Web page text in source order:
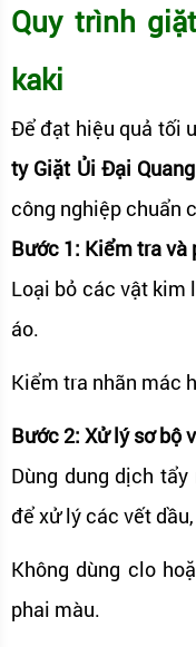
Quy trình
kaki
Để đạt hiệu quả tối
ty Giặt Ủi Đại
công nghiệp chuẩn
Bước 1: Kiểm tra và
Loại bỏ các vật kim
áo.
Kiểm tra nhãn mác
Bước 2: Xử lý sơ bộ
Dùng dung dịch
để xử lý các vết
Không dùng clo
phai màu.